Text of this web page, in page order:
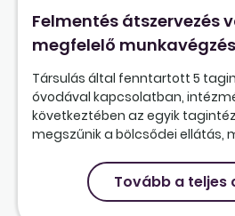
Felmentés átszervezés
megfelelő
Társulás által fenntartott 5
óvodával kapcsolatban,
következtében az egyik
megszűnik a bölcsődei ellátás,
Tovább a teljes